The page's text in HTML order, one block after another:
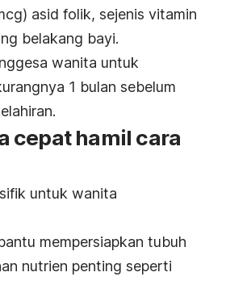
asid folik, sejenis vitamin
belakang bayi.
wanita untuk
1 bulan sebelum
cepat hamil cara
untuk wanita
mempersiapkan tubuh
nutrien penting seperti